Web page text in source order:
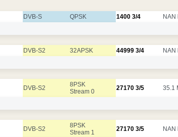
DVB-S QPSK 1400 3/4 NAN
DVB-S2 32APSK 44999 3/4 NAN
DVB-S2
8PSK
Stream 0
27170 3/5 35.1
DVB-S2
8PSK
Stream 1
27170 3/5 NAN